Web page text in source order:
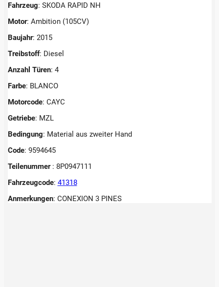
Fahrzeug: SKODA RAPID NH
Motor: Ambition (105CV)
Baujahr: 2015
Treibstoff: Diesel
Anzahl Türen: 4
Farbe: BLANCO
Motorcode: CAYC
Getriebe: MZL
Bedingung: Material aus zweiter Hand
Code: 9594645
Teilenummer : 8P0947111
Fahrzeugcode: 41318
Anmerkungen: CONEXION 3 PINES